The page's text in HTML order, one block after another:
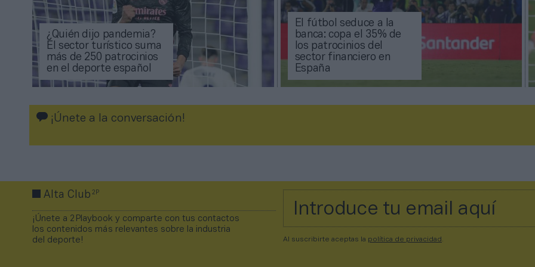
¿Quién dijo pandemia?
El sector turístico suma
más de 250 patrocinios
en el deporte español
El fútbol seduce a la
banca: copa el 35% de
los patrocinios del
sector financiero en
España
¡Únete a la conversación!
Alta Club2P
¡Únete a 2Playbook y comparte con tus contactos
los contenidos más relevantes sobre la industria
del deporte!
Al suscribirte aceptas la política de privacidad